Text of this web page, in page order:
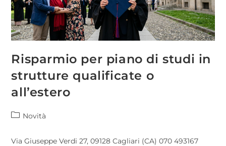
Risparmio per piano di studi in
strutture qualificate o
all’estero
Novità
Via Giuseppe Verdi 27, 09128 Cagliari (CA) 070 493167